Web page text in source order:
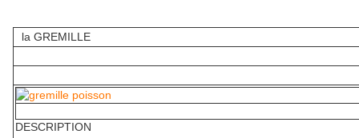
la GREMILLE
DESCRIPTION